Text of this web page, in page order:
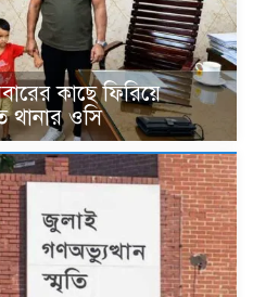
কাছে ফিরিয়ে
থানার ওসি